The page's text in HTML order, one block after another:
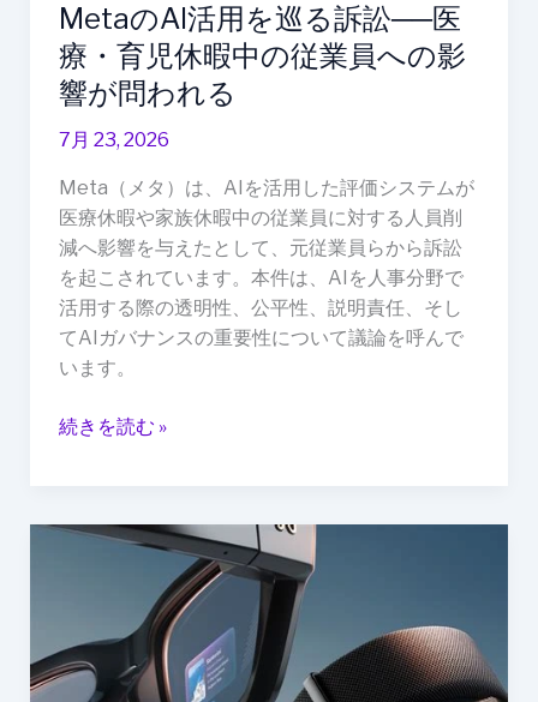
MetaのAI活用を巡る訴訟──医
療・育児休暇中の従業員への影
響が問われる
7月 23, 2026
Meta（メタ）は、AIを活用した評価システムが
医療休暇や家族休暇中の従業員に対する人員削
減へ影響を与えたとして、元従業員らから訴訟
を起こされています。本件は、AIを人事分野で
活用する際の透明性、公平性、説明責任、そし
てAIガバナンスの重要性について議論を呼んで
います。
療・
育
児
暇
中
の
従
業
員
へ
響
れ
続きを読む »
Meta
レ
ビ